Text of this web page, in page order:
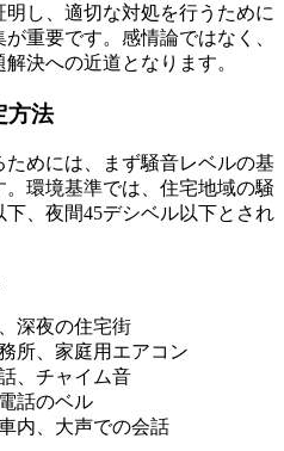
し、適切な対処を行うために
重要です。感情論ではなく、
決への近道となります。
方法
めには、まず騒音レベルの基
環境基準では、住宅地域の騒
、夜間45デシベル以下とされ
深夜の住宅街
所、家庭用エアコン
、チャイム音
話のベル
内、大声での会話